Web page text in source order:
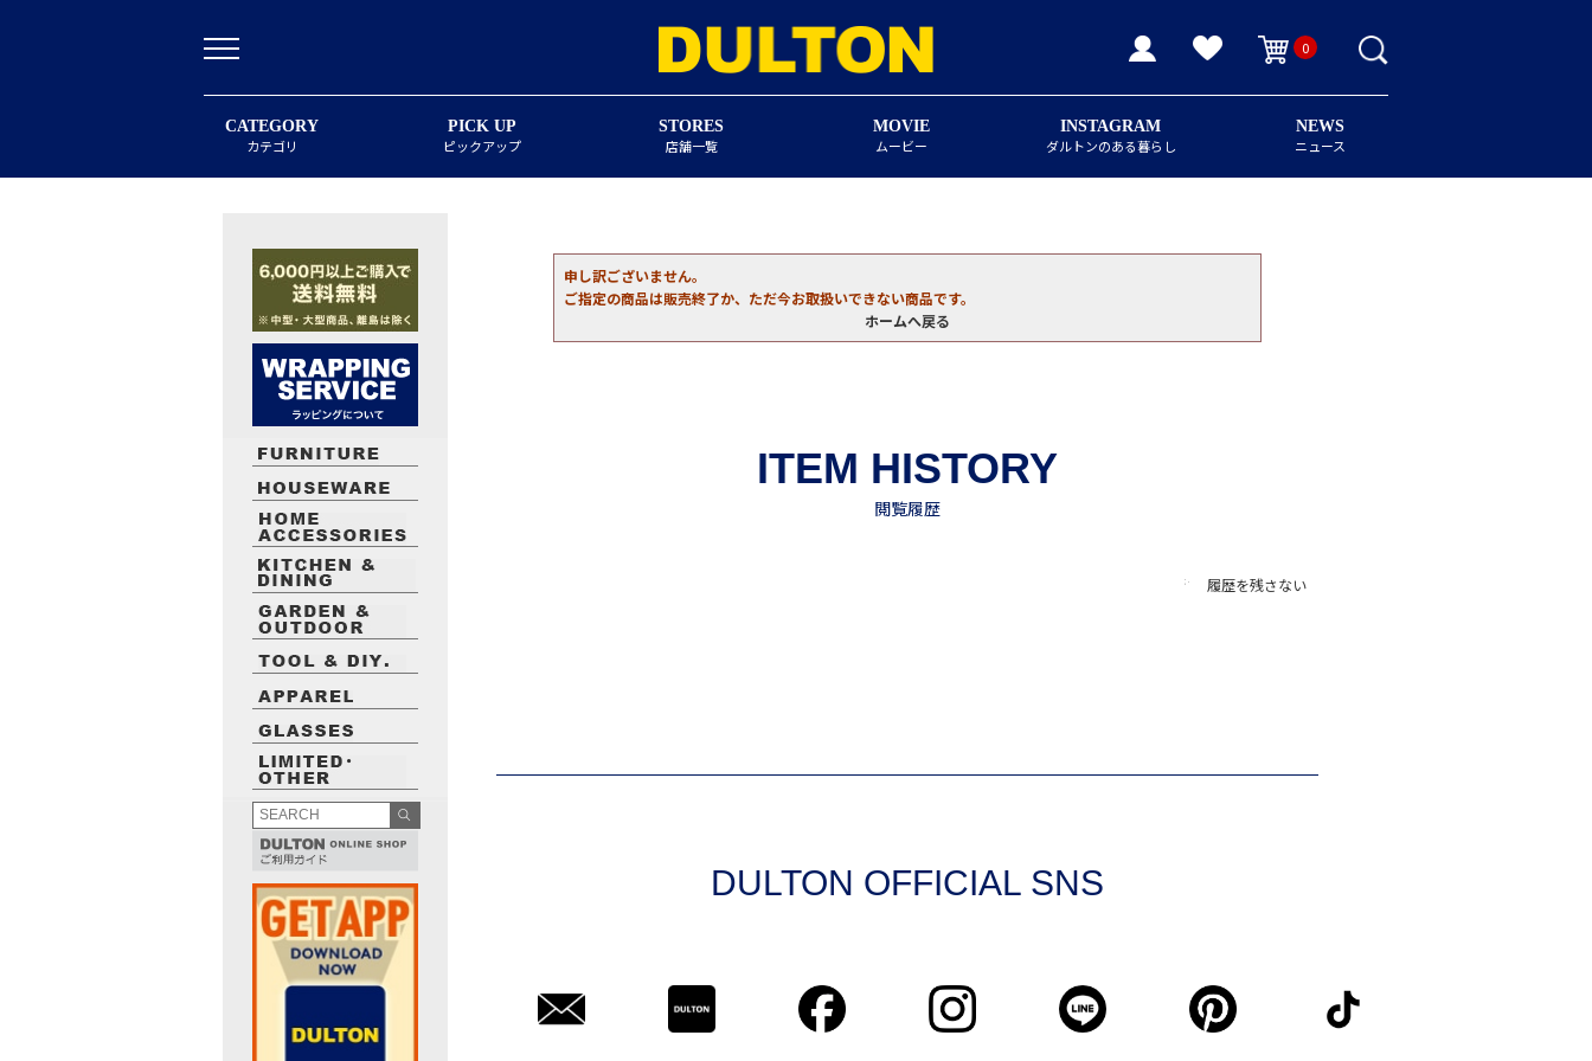
0
CATEGORY
カテゴリ
PICK UP
ピックアップ
STORES
店舗一覧
MOVIE
ムービー
INSTAGRAM
ダルトンのある暮らし
NEWS
ニュース
申し訳ございません。
ご指定の商品は販売終了か、ただ今お取扱いできない商品です。
ホームへ戻る
履歴を残さない
DULTON OFFICIAL SNS